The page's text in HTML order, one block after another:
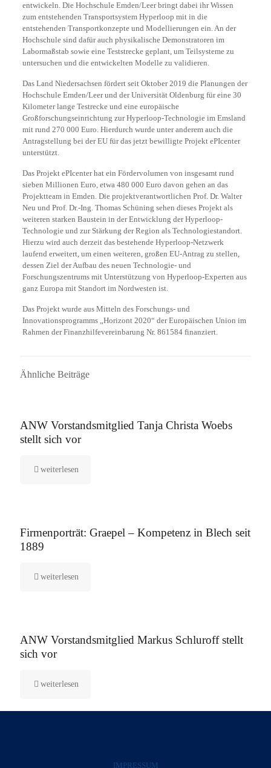
entwickeln. Die Hochschule Emden/Leer bringt dabei ihr Wissen
zum entstehenden Transportsystem Hyperloop mit in die
entstehenden Transportkonzepte und Modellierungen ein. An der
Hochschule sind dafür auch physikalische Demonstratoren im
Labormaßstab sowie eine Teststrecke geplant, um Teilsysteme zu
untersuchen und die entwickelten Modelle zu validieren.
Das Land Niedersachsen fördert seit Oktober 2019 die Planungen der
Hochschule Emden/Leer und der Universität Oldenburg für eine 30
Kilometer lange Testrecke und eine europäische
Großforschungseinrichtung zur Hyperloop-Technologie im Emsland
mit rund 270 000 Euro. Hierdurch wurde unter anderem auch die
Antragstellung bei der EU für das jetzt bewilligte Projekt ePIcenter
unterstützt.
Das Projekt ePIcenter hat ein Fördervolumen von insgesamt rund
sieben Millionen Euro, etwa 480 000 Euro davon gehen an das
Projektteam in Emden. Die projektverantwortlichen Prof. Dr. Walter
Neu und Prof. Dr.-Ing. Thomas Schüning sehen dieses Projekt als
weiteren starken Baustein in der Entwicklung der Hyperloop-
Technologie und zur Stärkung der Region als Technologiestandort.
Hierzu wird auch derzeit das bestehende Hyperloop-Netzwerk
laufend erweitert, um einen weiteren, großen EU-Antrag zu stellen,
dessen Ziel der Aufbau des neuen Technologie- und
Forschungszentrums mit Unterstützung von Hyperloop-Experten aus
ganz Europa mit Standort im Nordwesten ist.
Das Projekt wurde aus Mitteln des Forschungs- und
Innovationsprogramms „Horizont 2020“ der Europäischen Union im
Rahmen der Finanzhilfevereinbarung Nr. 861584 finanziert.
Ähnliche Beiträge
ANW Vorstandsmitglied Tanja Christa Woebs
stellt sich vor
weiterlesen
Firmenporträt: Graepel – Kompetenz in Blech seit
1889
weiterlesen
ANW Vorstandsmitglied Markus Schluroff stellt
sich vor
weiterlesen
IMPRESSUM